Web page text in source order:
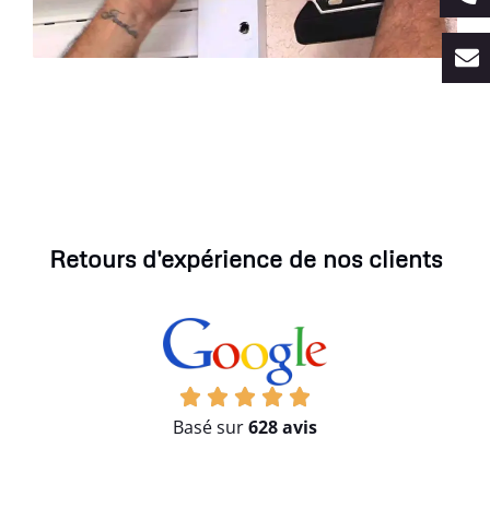
Retours d'expérience de nos clients
Basé sur628 avis